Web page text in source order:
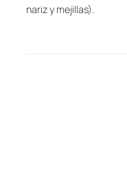
nariz y mejillas).